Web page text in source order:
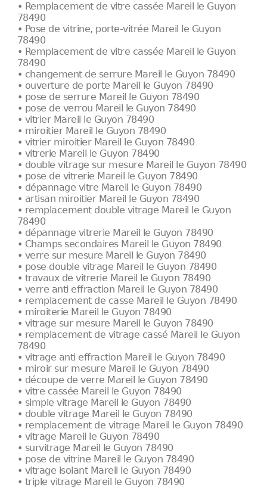
• Remplacement de vitre cassée Mareil le Guyon
78490
• Pose de vitrine, porte-vitrée Mareil le Guyon
78490
• Remplacement de vitre cassée Mareil le Guyon
78490
• changement de serrure Mareil le Guyon 78490
• ouverture de porte Mareil le Guyon 78490
• pose de serrure Mareil le Guyon 78490
• pose de verrou Mareil le Guyon 78490
• vitrier Mareil le Guyon 78490
• miroitier Mareil le Guyon 78490
• vitrier miroitier Mareil le Guyon 78490
• vitrerie Mareil le Guyon 78490
• double vitrage sur mesure Mareil le Guyon 78490
• pose de vitrerie Mareil le Guyon 78490
• dépannage vitre Mareil le Guyon 78490
• artisan miroitier Mareil le Guyon 78490
• remplacement double vitrage Mareil le Guyon
78490
• dépannage vitrerie Mareil le Guyon 78490
• Champs secondaires Mareil le Guyon 78490
• verre sur mesure Mareil le Guyon 78490
• pose double vitrage Mareil le Guyon 78490
• travaux de vitrerie Mareil le Guyon 78490
• verre anti effraction Mareil le Guyon 78490
• remplacement de casse Mareil le Guyon 78490
• miroiterie Mareil le Guyon 78490
• vitrage sur mesure Mareil le Guyon 78490
• remplacement de vitrage cassé Mareil le Guyon
78490
• vitrage anti effraction Mareil le Guyon 78490
• miroir sur mesure Mareil le Guyon 78490
• découpe de verre Mareil le Guyon 78490
• vitre cassée Mareil le Guyon 78490
• simple vitrage Mareil le Guyon 78490
• double vitrage Mareil le Guyon 78490
• remplacement de vitrage Mareil le Guyon 78490
• vitrage Mareil le Guyon 78490
• survitrage Mareil le Guyon 78490
• pose de vitrine Mareil le Guyon 78490
• vitrage isolant Mareil le Guyon 78490
• triple vitrage Mareil le Guyon 78490